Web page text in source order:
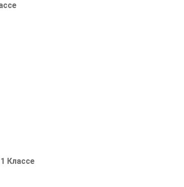
Классе